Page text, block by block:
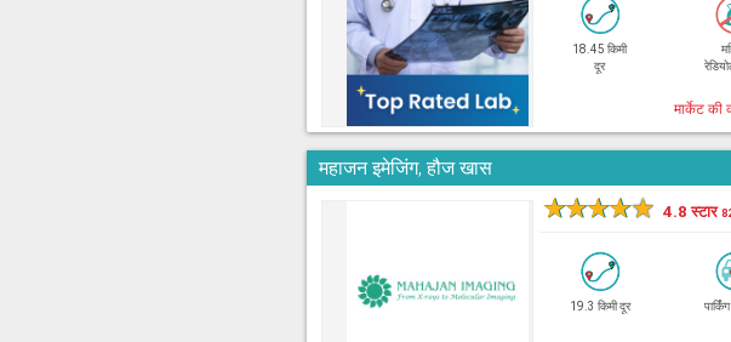
18.45 किमी
दूर
मार्केट की
महाजन इमेजिंग, हौज खास
★★★★★ 4.8 स्टार
19.3 किमी दूर